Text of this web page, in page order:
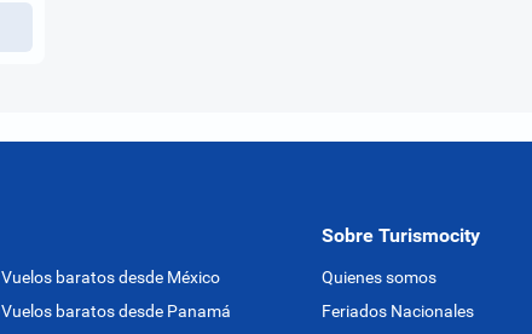
Vuelos baratos desde México
Vuelos baratos desde Panamá
Sobre Turismocity
Quienes somos
Feriados Nacionales